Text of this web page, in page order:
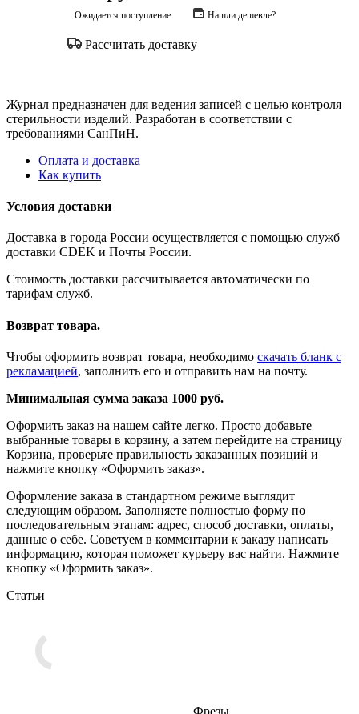
Ожидается поступление Нашли дешевле?
Рассчитать доставку
Журнал предназначен для ведения записей с целью контроля
стерильности изделий. Разработан в соответствии с
требованиями СанПиН.
Оплата и доставка
Как купить
Условия доставки
Доставка в города России осуществляется с помощью служб
доставки CDEK и Почты России.
Стоимость доставки рассчитывается автоматически по
тарифам служб.
Возврат товара.
Чтобы оформить возврат товара, необходимо скачать бланк с
рекламацией, заполнить его и отправить нам на почту.
Минимальная сумма заказа 1000 руб.
Оформить заказ на нашем сайте легко. Просто добавьте
выбранные товары в корзину, а затем перейдите на страницу
Корзина, проверьте правильность заказанных позиций и
нажмите кнопку «Оформить заказ».
Оформление заказа в стандартном режиме выглядит
следующим образом. Заполняете полностью форму по
последовательным этапам: адрес, способ доставки, оплаты,
данные о себе. Советуем в комментарии к заказу написать
информацию, которая поможет курьеру вас найти. Нажмите
кнопку «Оформить заказ».
Статьи